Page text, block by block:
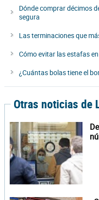
Dónde comprar décimos
segura
Las terminaciones que
Cómo evitar las estafas
¿Cuántas bolas tiene el
Otras noticias de